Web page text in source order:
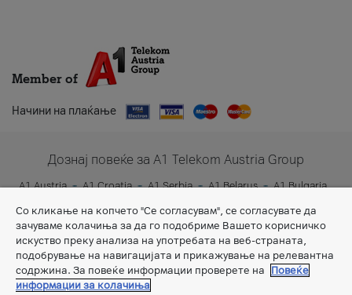
Member of
Начини на плаќање
Дознај повеќе за A1 Telekom Austria Group
A1 Austria A1 Croatia A1 Serbia A1 Belarus
A1 Bulgaria
A1 Slovenia
A1 Digital
Со кликање на копчето "Се согласувам", се согласувате да
зачуваме колачиња за да го подобриме Вашето корисничко
искуство преку анализа на употребата на веб-страната,
подобрување на навигацијата и прикажување на релевантна
содржина. За повеќе информации проверете на
Повеќе
информации за колачиња